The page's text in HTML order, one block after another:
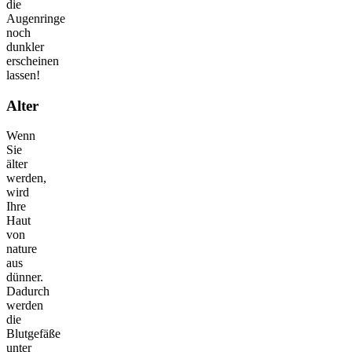
die
Augenringe
noch
dunkler
erscheinen
lassen!
Alter
Wenn
Sie
älter
werden,
wird
Ihre
Haut
von
nature
aus
dünner.
Dadurch
werden
die
Blutgefäße
unter